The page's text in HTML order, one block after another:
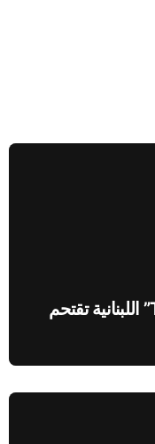
من بيروت إلى دبي…”Top Stop” اللبنانية تقتحم